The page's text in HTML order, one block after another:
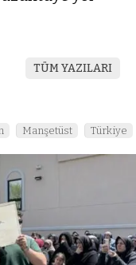
TÜM YAZILARI
Manşetüst Türkiye